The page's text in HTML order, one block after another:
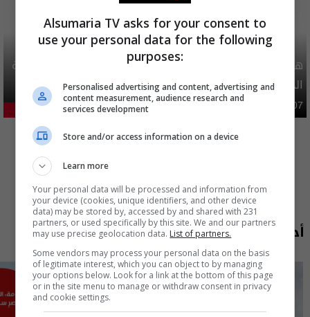
هيئة الحج تصدر قرارا يخص "لم الشمل" وتعديل استمارة قرعة
الحج
محليات 24.98% 06:40 | 2026-08-07
المزيد
أحدث الحلقات
Alsumaria TV asks for your consent to
use your personal data for the following
purposes:
Personalised advertising and content, advertising and
content measurement, audience research and
services development
Store and/or access information on a device
Learn more
Your personal data will be processed and information from
your device (cookies, unique identifiers, and other device
data) may be stored by, accessed by and shared with 231
partners, or used specifically by this site. We and our partners
may use precise geolocation data. List of partners.
Some vendors may process your personal data on the basis
of legitimate interest, which you can object to by managing
your options below. Look for a link at the bottom of this page
or in the site menu to manage or withdraw consent in privacy
and cookie settings.